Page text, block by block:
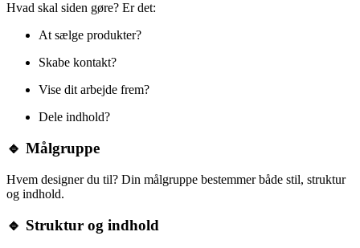
Hvad skal siden gøre? Er det:
At sælge produkter?
Skabe kontakt?
Vise dit arbejde frem?
Dele indhold?
🔹 Målgruppe
Hvem designer du til? Din målgruppe bestemmer både stil, struktur
og indhold.
🔹 Struktur og indhold